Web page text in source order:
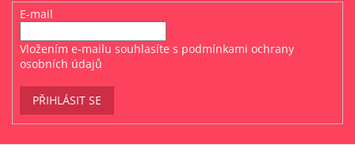
E-mail
Vložením e-mailu souhlasíte s podmínkami ochrany
osobních údajů
PŘIHLÁSIT SE
Z